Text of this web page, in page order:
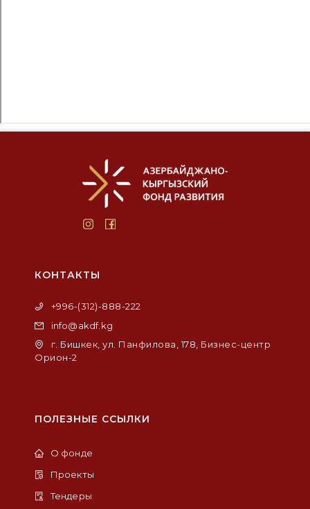
КОНТАКТЫ
+996-(312)-888-222
info@akdf.kg
г. Бишкек, ул. Панфилова, 178, Бизнес-центр
Орион-2
ПОЛЕЗНЫЕ ССЫЛКИ
О фонде
Проекты
Тендеры